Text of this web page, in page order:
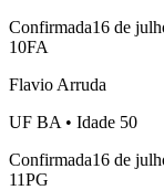
Confirmada16 de
10FA
Flavio Arruda
UF BA • Idade 50
Confirmada16 de
11PG